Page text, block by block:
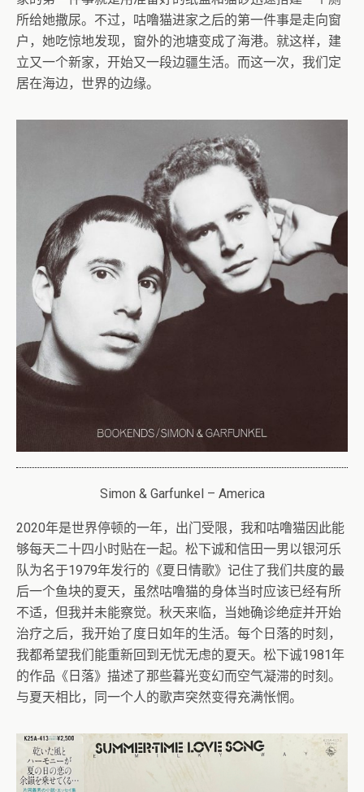
所给她撒尿。不过，咕噜猫进家之后的第一件事是走向窗
户，她吃惊地发现，窗外的池塘变成了海港。就这样，建
立又一个新家，开始又一段边疆生活。而这一次，我们定
居在海边，世界的边缘。
Simon & Garfunkel – America
2020年是世界停顿的一年，出门受限，我和咕噜猫因此能
够每天二十四小时贴在一起。松下诚和信田一男以银河乐
队为名于1979年发行的《夏日情歌》记住了我们共度的最
后一个鱼块的夏天，虽然咕噜猫的身体当时应该已经有所
不适，但我并未能察觉。秋天来临，当她确诊绝症并开始
治疗之后，我开始了度日如年的生活。每个日落的时刻，
我都希望我们能重新回到无忧无虑的夏天。松下诚1981年
的作品《日落》描述了那些暮光变幻而空气凝滞的时刻。
与夏天相比，同一个人的歌声突然变得充满怅惘。